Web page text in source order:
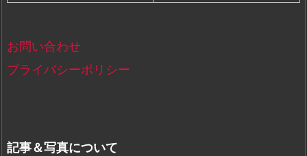
お問い合わせ
プライバシーポリシー
記事＆写真について